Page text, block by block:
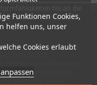
Funktionen Cookies,
helfen uns, unser
Cookies erlaubt
lassen. Bist du der
gilt, musst
den tödlichen
fünf neue Gameplay-